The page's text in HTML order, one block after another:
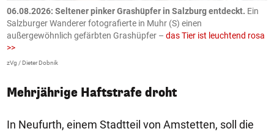
06.08.2026: Seltener pinker Grashüpfer in Salzburg entdeckt. Ein
Salzburger Wanderer fotografierte in Muhr (S) einen
außergewöhnlich gefärbten Grashüpfer – das Tier ist leuchtend rosa
>>
zVg / Dieter Dobnik
Mehrjährige Haftstrafe droht
In Neufurth, einem Stadtteil von Amstetten, soll die